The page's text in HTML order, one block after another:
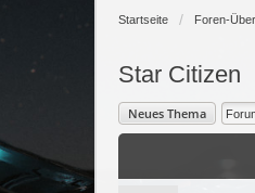
Startseite Foren-
Star Citizen
Neues Thema